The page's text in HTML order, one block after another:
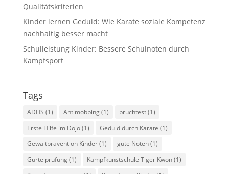
Qualitätskriterien
Kinder lernen Geduld: Wie Karate soziale Kompetenz
nachhaltig besser macht
Schulleistung Kinder: Bessere Schulnoten durch
Kampfsport
Tags
ADHS (1) Antimobbing(1) bruchtest(1)
Erste Hilfe im Dojo(1) Geduld durch Karate (1)
Gewaltprävention Kinder(1) gute Noten(1)
Gürtelprüfung(1) Kampfkunstschule Tiger Kwon(1)